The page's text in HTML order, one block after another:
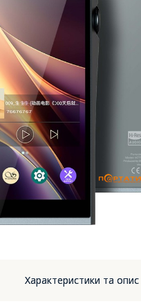
Характеристики та опис